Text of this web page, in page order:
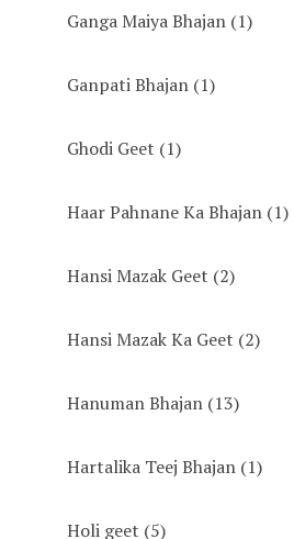
Ganga Maiya Bhajan (1)
Ganpati Bhajan (1)
Ghodi Geet (1)
Haar Pahnane Ka Bhajan (1)
Hansi Mazak Geet (2)
Hansi Mazak Ka Geet (2)
Hanuman Bhajan (13)
Hartalika Teej Bhajan (1)
Holi geet (5)